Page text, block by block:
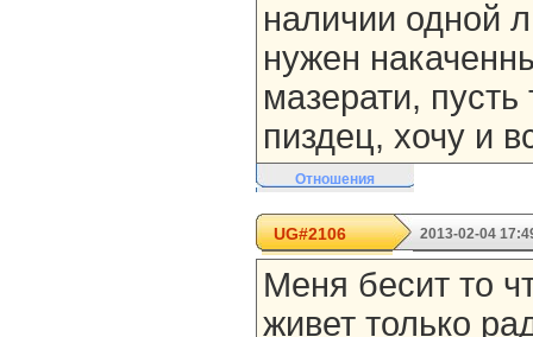
наличии одной
нужен
мазерати,
пиздец, хочу и
Отношения
UG#2106 2013-02-04
Меня бесит то
живет только